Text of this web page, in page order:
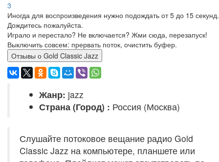
3
Иногда для воспроизведения нужно подождать от 5 до 15 секунд.
Дождитесь пожалуйста.
Играло и перестало? Не включается? Жми сюда, перезапуск!
Выключить совсем: прервать поток, очистить буфер.
Отзывы о Gold Classic Jazz
Жанр: jazz
Страна (Город) : Россия (Москва)
Слушайте потоковое вещание радио Gold
Classic Jazz на компьютере, планшете или